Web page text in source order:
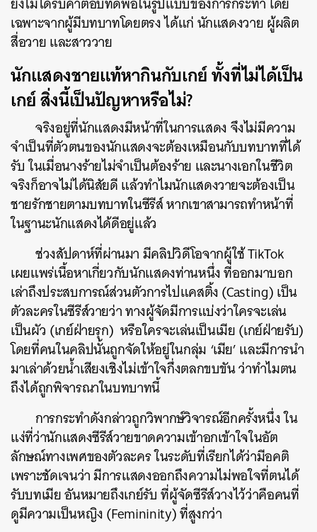
เฉพาะจากผู้มีบทบาทโดยตรง ได้แก่ นักแสดงวาย ผู้ผลิต
สื่อวาย และสาววาย
นักแสดงชายแท้หากินกับเกย์ ทั้งที่ไม่ได้เป็น
เกย์ สิ่งนี้เป็นปัญหาหรือไม่?
จริงอยู่ที่นักแสดงมีหน้าที่ในการแสดง จึงไม่มีความ
จำเป็นที่ตัวตนของนักแสดงจะต้องเหมือนกับบทบาทที่ได้
รับ ในเมื่อนางร้ายไม่จำเป็นต้องร้าย และนางเอกในชีวิต
จริงก็อาจไม่ได้นิสัยดี แล้วทำไมนักแสดงวายจะต้องเป็น
ชายรักชายตามบทบาทในซีรีส์ หากเขาสามารถทำหน้าที่
ในฐานะนักแสดงได้ดีอยู่แล้ว
ช่วงสัปดาห์ที่ผ่านมา มีคลิปวิดีโอจากผู้ใช้ TikTok
เผยแพร่เนื้อหาเกี่ยวกับนักแสดงท่านหนึ่ง ที่ออกมาบอก
เล่าถึงประสบการณ์ส่วนตัวการไปแคสติ้ง (Casting) เป็น
ตัวละครในซีรีส์วายว่า ทางผู้จัดมีการแบ่งว่าใครจะเล่น
เป็นผัว (เกย์ฝ่ายรุก) หรือใครจะเล่นเป็นเมีย (เกย์ฝ่ายรับ)
โดยที่คนในคลิปนั้นถูกจัดให้อยู่ในกลุ่ม ‘เมีย’ และมีการนำ
มาเล่าด้วยน้ำเสียงเชิงไม่เข้าใจกึ่งตลกขบขัน ว่าทำไมตน
ถึงได้ถูกพิจารณาในบทบาทนี้
การกระทำดังกล่าวถูกวิพากษ์วิจารณ์อีกครั้งหนึ่ง ใน
แง่ที่ว่านักแสดงซีรีส์วายขาดความเข้าอกเข้าใจในอัต
ลักษณ์ทางเพศของตัวละคร ในระดับที่เรียกได้ว่ามีอคติ
เพราะชัดเจนว่า มีการแสดงออกถึงความไม่พอใจที่ตนได้
รับบทเมีย อันหมายถึงเกย์รับ ที่ผู้จัดซีรีส์วางไว้ว่าคือคนที่
ดูมีความเป็นหญิง (Femininity) ที่สูงกว่า